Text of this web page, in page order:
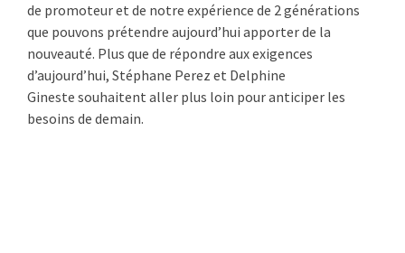
de promoteur et de notre expérience de 2 générations
que pouvons prétendre aujourd’hui apporter de la
nouveauté. Plus que de répondre aux exigences
d’aujourd’hui, Stéphane Perez et Delphine
Gineste souhaitent aller plus loin pour anticiper les
besoins de demain.